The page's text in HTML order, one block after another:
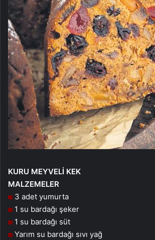
KURU MEYVELİ KEK
MALZEMELER
3 adet yumurta
1 su bardağı şeker
1 su bardağı süt
Yarım su bardağı sıvı yağ